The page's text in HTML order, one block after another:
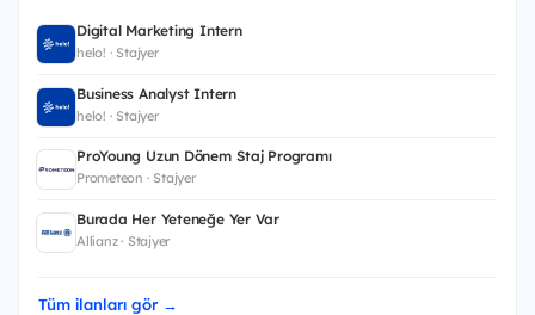
Digital Marketing Intern
helo! · Stajyer
Business Analyst Intern
helo! · Stajyer
ProYoung Uzun Dönem Staj Programı
Prometeon · Stajyer
Burada Her Yeteneğe Yer Var
Allianz · Stajyer
Tüm ilanları gör →